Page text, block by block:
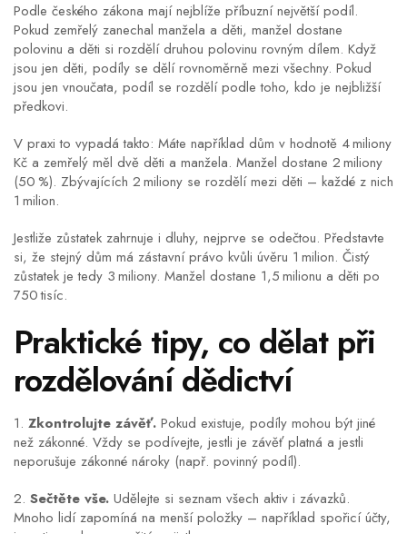
Podle českého zákona mají nejblíže příbuzní největší podíl.
Pokud zemřelý zanechal manžela a děti, manžel dostane
polovinu a děti si rozdělí druhou polovinu rovným dílem. Když
jsou jen děti, podíly se dělí rovnoměrně mezi všechny. Pokud
jsou jen vnoučata, podíl se rozdělí podle toho, kdo je nejbližší
předkovi.
V praxi to vypadá takto: Máte například dům v hodnotě 4 miliony
Kč a zemřelý měl dvě děti a manžela. Manžel dostane 2 miliony
(50 %). Zbývajících 2 miliony se rozdělí mezi děti – každé z nich
1 milion.
Jestliže zůstatek zahrnuje i dluhy, nejprve se odečtou. Představte
si, že stejný dům má zástavní právo kvůli úvěru 1 milion. Čistý
zůstatek je tedy 3 miliony. Manžel dostane 1,5 milionu a děti po
750 tisíc.
Praktické tipy, co dělat při
rozdělování dědictví
1. Zkontrolujte závěť. Pokud existuje, podíly mohou být jiné
než zákonné. Vždy se podívejte, jestli je závěť platná a jestli
neporušuje zákonné nároky (např. povinný podíl).
2. Sečtěte vše. Udělejte si seznam všech aktiv i závazků.
Mnoho lidí zapomíná na menší položky – například spořicí účty,